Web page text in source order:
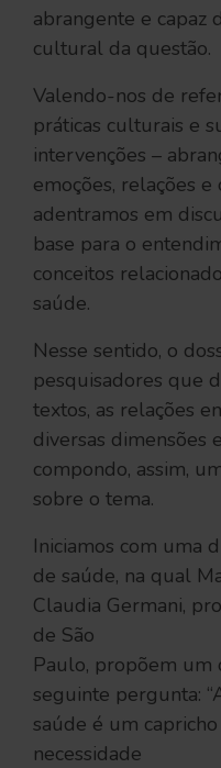
abrangente e capaz
cultural da questão.
Valendo-nos de
práticas culturais e
intervenções –
emoções, relações
adentramos em
base para o
conceitos
saúde.
Nesse sentido, o
pesquisadores que
textos, as relações
diversas dimensões
compondo, assim,
sobre o tema.
Iniciamos com uma
de saúde, na qual
Claudia Germani,
de São
Paulo, propõem
seguinte pergunta:
saúde é um
necessidade